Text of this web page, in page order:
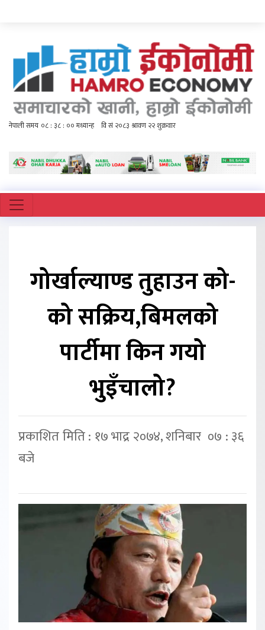
गोर्खाल्याण्ड तुहाउन को-
को सक्रिय,बिमलको
पार्टीमा किन गयो
भुइँचालो?
प्रकाशित मिति : १७ भाद्र २०७४, शनिबार ०७ : ३६
बजे